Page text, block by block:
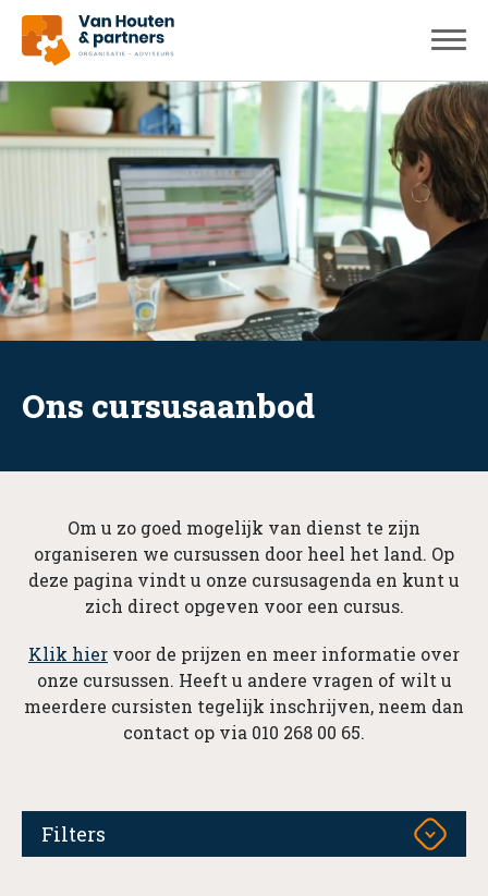
Ons cursusaanbod
Om u zo goed mogelijk van dienst te zijn
organiseren we cursussen door heel het land. Op
deze pagina vindt u onze cursusagenda en kunt u
zich direct opgeven voor een cursus.
Klik hier voor de prijzen en meer informatie over
onze cursussen. Heeft u andere vragen of wilt u
meerdere cursisten tegelijk inschrijven, neem dan
contact op via 010 268 00 65.
Filters